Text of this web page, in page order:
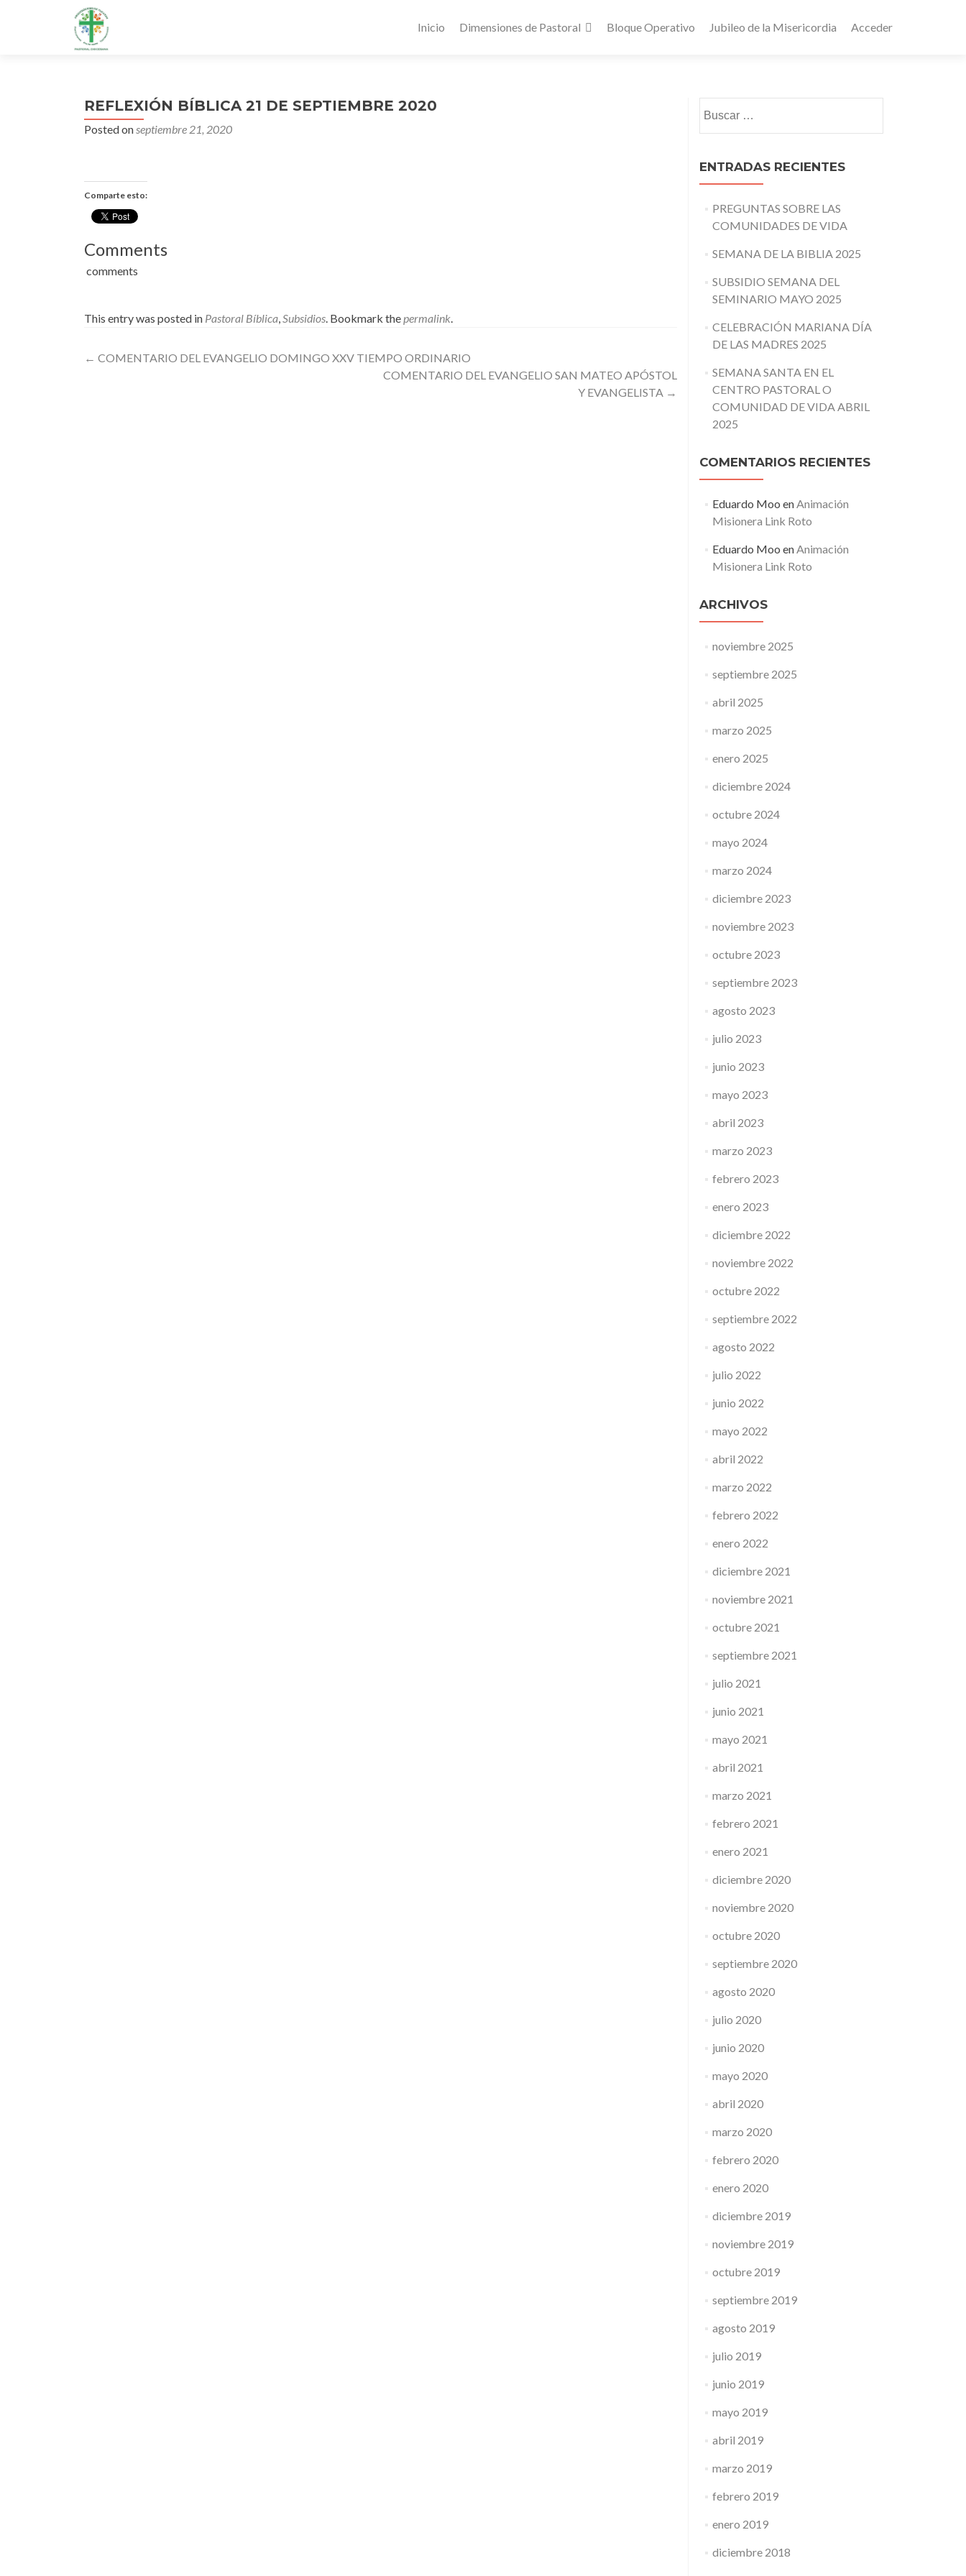
Inicio Dimensiones de Pastoral Bloque Operativo Jubileo de la Misericordia Acceder
REFLEXIÓN BÍBLICA 21 DE SEPTIEMBRE 2020
Posted onseptiembre 21, 2020
Comparte esto:
Comments
comments
This entry was posted in Pastoral Bíblica,Subsidios. Bookmark thepermalink.
Post
← COMENTARIO DEL EVANGELIO DOMINGO XXV TIEMPO ORDINARIO
COMENTARIO DEL EVANGELIO SAN MATEO APÓSTOL
Y EVANGELISTA →
ENTRADAS RECIENTES
PREGUNTAS SOBRE LAS
COMUNIDADES DE VIDA
SEMANA DE LA BIBLIA 2025
SUBSIDIO SEMANA DEL
SEMINARIO MAYO 2025
CELEBRACIÓN MARIANA DÍA
DE LAS MADRES 2025
SEMANA SANTA EN EL
CENTRO PASTORAL O
COMUNIDAD DE VIDA ABRIL
2025
COMENTARIOS RECIENTES
Eduardo Moo enAnimación
Misionera Link Roto
Eduardo Moo enAnimación
Misionera Link Roto
ARCHIVOS
noviembre 2025
septiembre 2025
abril 2025
marzo 2025
enero 2025
diciembre 2024
octubre 2024
mayo 2024
marzo 2024
diciembre 2023
noviembre 2023
octubre 2023
septiembre 2023
agosto 2023
julio 2023
junio 2023
mayo 2023
abril 2023
marzo 2023
febrero 2023
enero 2023
diciembre 2022
noviembre 2022
octubre 2022
septiembre 2022
agosto 2022
julio 2022
junio 2022
mayo 2022
abril 2022
marzo 2022
febrero 2022
enero 2022
diciembre 2021
noviembre 2021
octubre 2021
septiembre 2021
julio 2021
junio 2021
mayo 2021
abril 2021
marzo 2021
febrero 2021
enero 2021
diciembre 2020
noviembre 2020
octubre 2020
septiembre 2020
agosto 2020
julio 2020
junio 2020
mayo 2020
abril 2020
marzo 2020
febrero 2020
enero 2020
diciembre 2019
noviembre 2019
octubre 2019
septiembre 2019
agosto 2019
julio 2019
junio 2019
mayo 2019
abril 2019
marzo 2019
febrero 2019
enero 2019
diciembre 2018